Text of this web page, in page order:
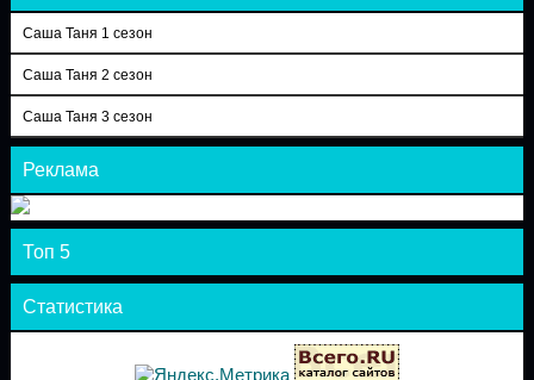
Саша Таня 1 сезон
Саша Таня 2 сезон
Саша Таня 3 сезон
Реклама
Топ 5
Статистика